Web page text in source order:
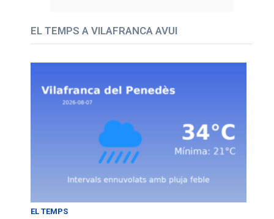
EL TEMPS A VILAFRANCA AVUI
EL TEMPS